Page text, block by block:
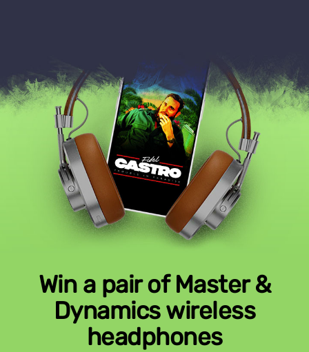
Win a pair of Master &
Dynamics wireless
headphones